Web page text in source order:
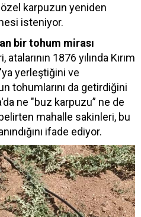
özel karpuzun yeniden
isteniyor.
bir tohum mirası
1876 yılında Kırım
yerleştiğini ve
tohumlarını da getirdiğini
ne "buz karpuzu” ne de
mahalle sakinleri, bu
ifade ediyor.